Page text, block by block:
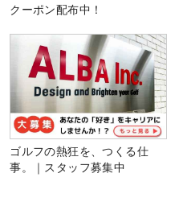
クーポン配布中！
ゴルフの熱狂を、つくる仕
事。｜スタッフ募集中